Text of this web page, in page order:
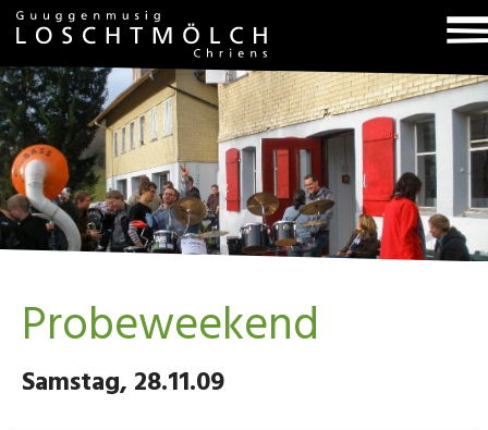
Probeweekend
Samstag, 28.11.09